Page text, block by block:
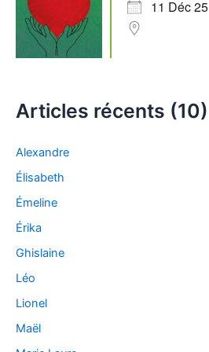
11 Déc 25
Articles récents (10)
Alexandre
Élisabeth
Émeline
Érika
Ghislaine
Léo
Lionel
Maël